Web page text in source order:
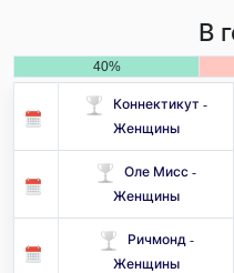
В
40%
Коннектикут -
Женщины
Оле Мисс -
Женщины
Ричмонд -
Женщины